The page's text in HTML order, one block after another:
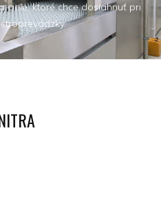
ciele, ktoré chce dosiahnuť pri